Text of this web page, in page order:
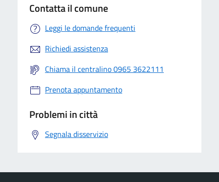
Contatta il comune
Leggi le domande frequenti
Richiedi assistenza
Chiama il centralino 0965 3622111
Prenota appuntamento
Problemi in città
Segnala disservizio